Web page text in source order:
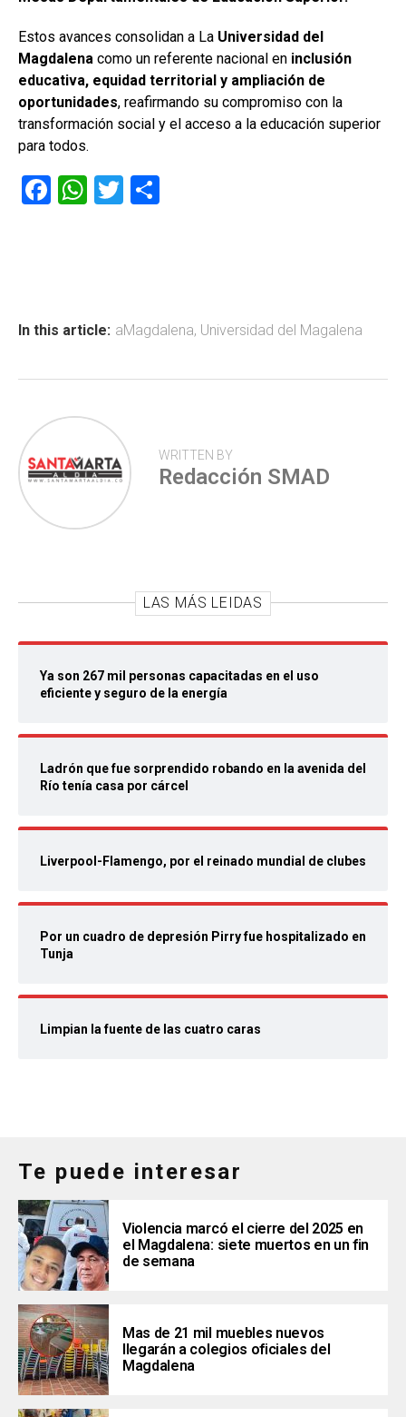
Estos avances consolidan a La Universidad del
Magdalena como un referente nacional en inclusión
educativa, equidad territorial y ampliación de
oportunidades, reafirmando su compromiso con la
transformación social y el acceso a la educación superior
para todos.
F
ok
W
p
T
tir
In this article: aMagdalena, Universidad del Magalena
WRITTEN BY
Redacción SMAD
LAS MÁS LEIDAS
Ya son 267 mil personas capacitadas en el uso
eficiente y seguro de la energía
Ladrón que fue sorprendido robando en la avenida del
Río tenía casa por cárcel
Liverpool-Flamengo, por el reinado mundial de clubes
Por un cuadro de depresión Pirry fue hospitalizado en
Tunja
Limpian la fuente de las cuatro caras
Te puede interesar
Violencia marcó el cierre del 2025 en
el Magdalena: siete muertos en un fin
de semana
Mas de 21 mil muebles nuevos
llegarán a colegios oficiales del
Magdalena